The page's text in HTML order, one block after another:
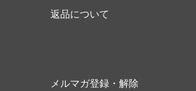
返品について
メルマガ登録・解除